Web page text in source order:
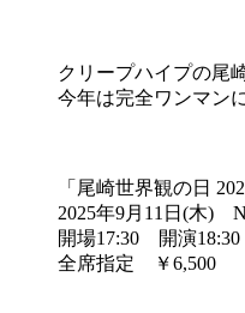
クリープハイプの尾
今年は完全ワンマン
「尾崎世界観の日
2025年9月11日(木)
開場17:30 開演18:30
全席指定 ￥6,500